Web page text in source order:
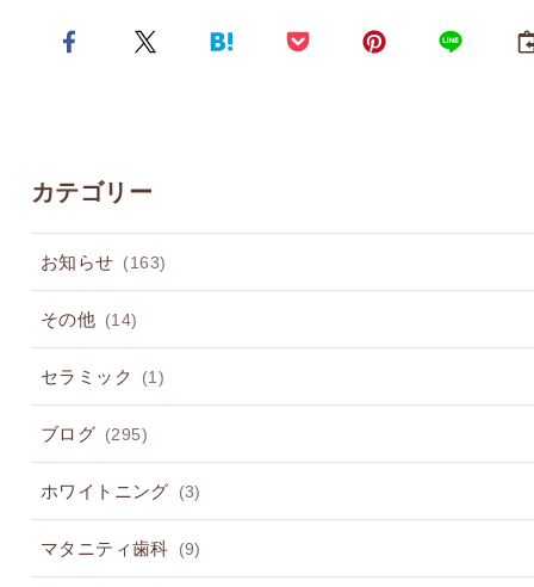
カテゴリー
お知らせ (163)
その他 (14)
セラミック (1)
ブログ (295)
ホワイトニング (3)
マタニティ歯科 (9)